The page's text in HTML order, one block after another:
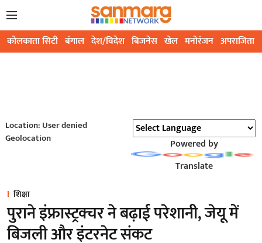
कोलकाता सिटी बंगाल देश/विदेश बिजनेस खेल मनोरंजन अपराजिता
Location: User denied
Geolocation
Powered by
Translate
शिक्षा
पुराने इंफ्रास्ट्रक्चर ने बढ़ाई परेशानी, जेयू में
बिजली और इंटरनेट संकट